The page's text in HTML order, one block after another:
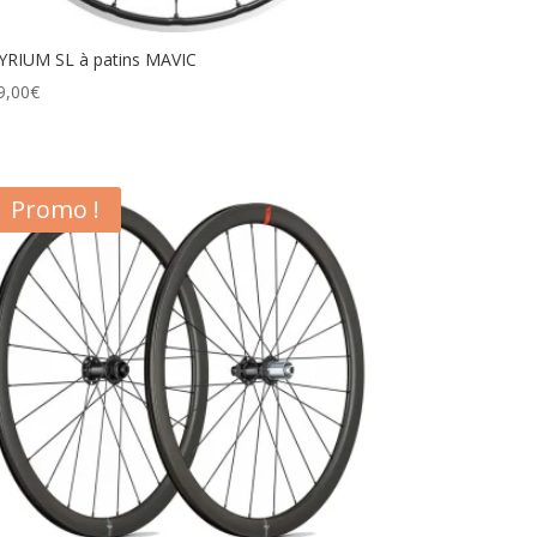
SL à patins MAVIC
€
Promo !